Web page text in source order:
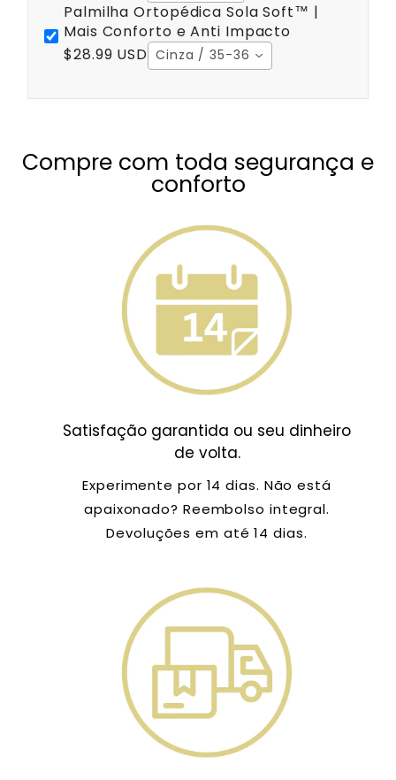
Palmilha Ortopédica Sola Soft™ |
Mais Conforto e Anti Impacto
$28.99 USD Cinza / 35-36
Compre com toda segurança e
conforto
Satisfação garantida ou seu dinheiro
de volta.
Experimente por 14 dias. Não está
apaixonado? Reembolso integral.
Devoluções em até 14 dias.